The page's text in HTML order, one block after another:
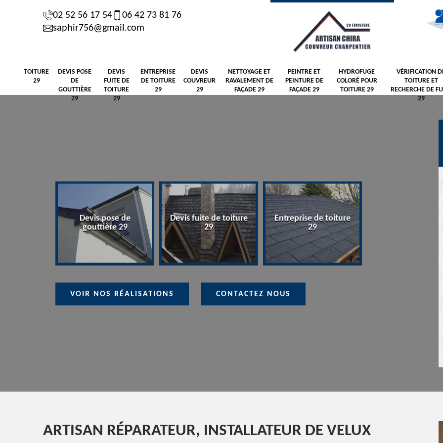
02 52 56 17 54
06 42 73 81 76
saphir756@gmail.com
TOITURE
29
DEVIS POSE
DE
GOUTTIÈRE
29
DEVIS
FUITE DE
TOITURE
29
ENTREPRISE
DE TOITURE
29
DEVIS
COUVREUR
29
NETTOYAGE ET
RAVALEMENT DE
FAÇADE 29
PEINTRE ET
PEINTURE DE
FAÇADE 29
HYDROFUGE
COLORÉ POUR
TOITURE 29
VÉRIFICATION
TOITURE ET
RECHERCHE DE
29
Devis pose de
Devis fuite de toiture
29
Entreprise de toiture
29
Devis Couvreur 29
VOIR NOS RÉALISATIONS CONTACTEZ NOUS
ARTISAN RÉPARATEUR, INSTALLATEUR DE VELUX